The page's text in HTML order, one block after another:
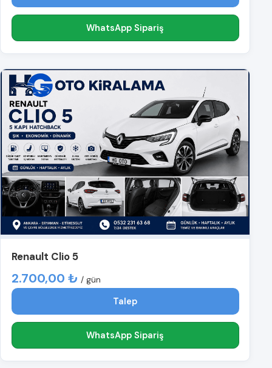
WhatsApp Sipariş
Renault Clio 5
2.700,00 ₺ / gün
Talep
WhatsApp Sipariş